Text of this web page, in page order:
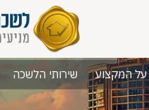
על המקצוע שירותי הלשכה